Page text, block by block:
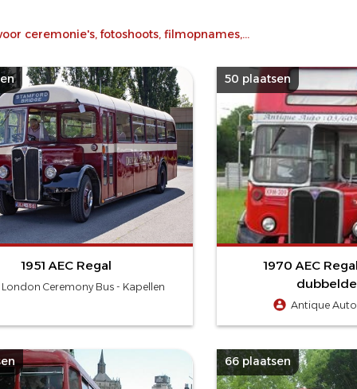
ceremonie's, fotoshoots, filmopnames,...
1951 AEC Regal
London Ceremony Bus - Kapellen
50 plaatsen
1970 AEC
Antique
66 plaatsen